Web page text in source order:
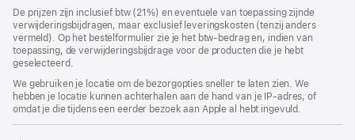
De prijzen zijn inclusief btw (21%) en eventuele van toepassing zijnde
verwijderingsbijdragen, maar exclusief leveringskosten (tenzij anders
vermeld). Op het bestelformulier zie je het btw-bedrag en, indien van
toepassing, de verwijderingsbijdrage voor de producten die je hebt
geselecteerd.
We gebruiken je locatie om de bezorgopties sneller te laten zien. We
hebben je locatie kunnen achterhalen aan de hand van je IP-adres, of
omdat je die tijdens een eerder bezoek aan Apple al hebt ingevuld.